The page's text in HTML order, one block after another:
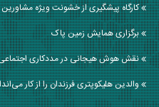
کارگاه پیشگیری از خشونت ویژه مشاورین
برگزاری همایش زمین پاک
نقش هوش هیجانی در مددکاری
والدین هلیکوپتری فرزندان را از کار